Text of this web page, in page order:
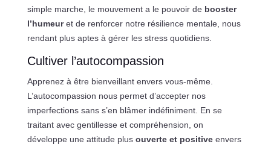
simple marche, le mouvement a le pouvoir de booster
l’humeuret de renforcer notre résilience mentale, nous
rendant plus aptes à gérer les stress quotidiens.
Cultiver l’autocompassion
Apprenez à être bienveillant envers vous-même.
L’autocompassion nous permet d’accepter nos
imperfections sans s’en blâmer indéfiniment. En se
traitant avec gentillesse et compréhension, on
développe une attitude plus ouverte et positiveenvers